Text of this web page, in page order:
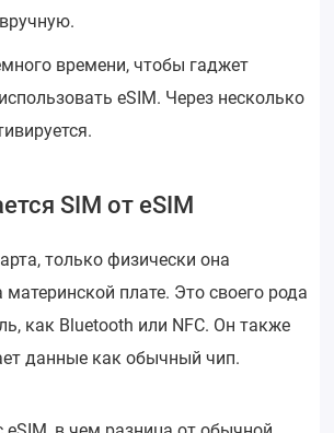
времени, чтобы гаджет
eSIM. Через несколько
SIM от eSIM
только физически она
плате. Это своего рода
как Bluetooth или NFC. Он также
данные как обычный чип.